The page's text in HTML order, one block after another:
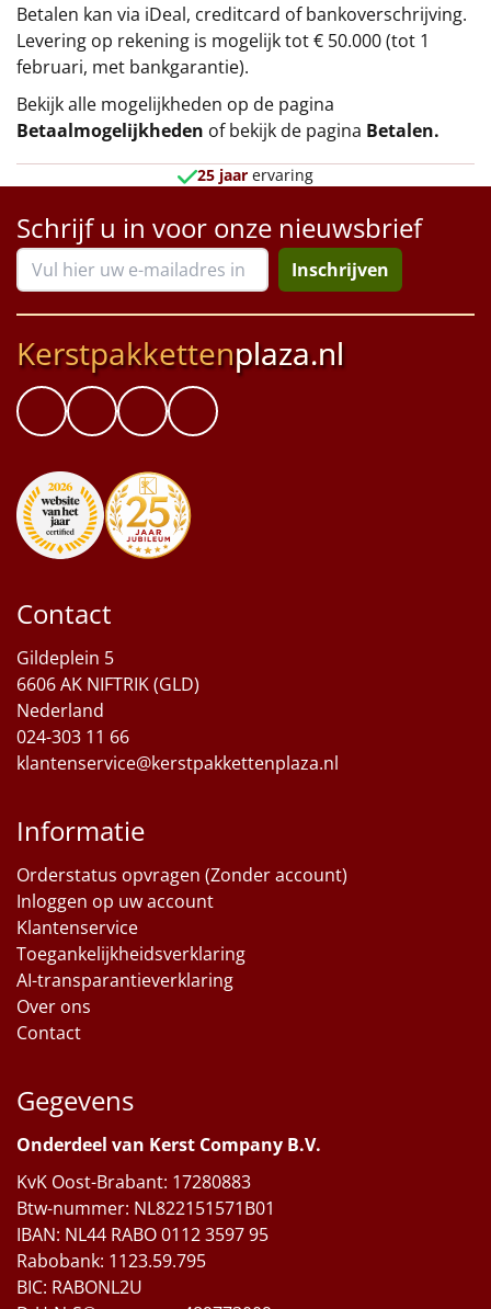
Betalen kan via iDeal, creditcard of bankoverschrijving.
Levering op rekening is mogelijk tot € 50.000 (tot 1
februari, met bankgarantie).
Bekijk alle mogelijkheden op de pagina
Betaalmogelijkheden of bekijk de pagina Betalen.
25 jaar ervaring
Schrijf u in voor onze nieuwsbrief
Inschrijven
Kerstpakkettenplaza.nl
Contact
Gildeplein 5
6606 AK NIFTRIK (GLD)
Nederland
024-303 11 66
klantenservice@kerstpakkettenplaza.nl
Informatie
Orderstatus opvragen (Zonder account)
Inloggen op uw account
Klantenservice
Toegankelijkheidsverklaring
AI-transparantieverklaring
Over ons
Contact
Gegevens
Onderdeel van Kerst Company B.V.
KvK Oost-Brabant: 17280883
Btw-nummer: NL822151571B01
IBAN: NL44 RABO 0112 3597 95
Rabobank: 1123.59.795
BIC: RABONL2U